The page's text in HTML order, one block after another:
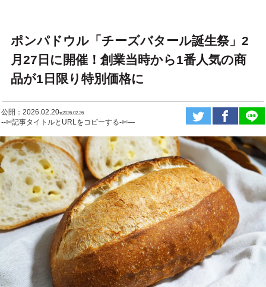
ポンパドウル「チーズバタール誕生祭」2
月27日に開催！創業当時から1番人気の商
品が1日限り特別価格に
公開：2026.02.20ಇ2026.02.26
--✄記事タイトルとURLをコピーする-✄—